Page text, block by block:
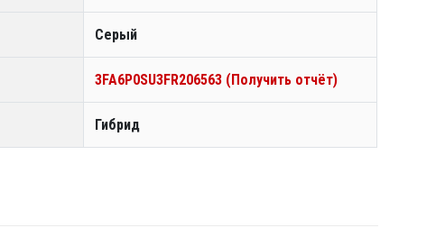
Серый
3FA6P0SU3FR206563 (Получить отчёт)
Гибрид